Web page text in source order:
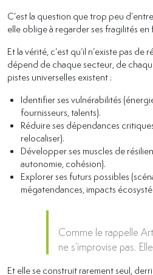
C’est la question que trop peu
elle oblige à regarder ses fragilités en
Et la vérité, c’est qu’il n’existe pas
dépend de chaque secteur, de
pistes universelles existent :
Identifier ses vulnérabilités
fournisseurs, talents).
Réduire ses dépendances
relocaliser).
Développer ses muscles de
autonomie, cohésion).
Explorer ses futurs possibles
mégatendances, impacts
Comme le rappelle
ne s’improvise pas.
Et elle se construit rarement seul,